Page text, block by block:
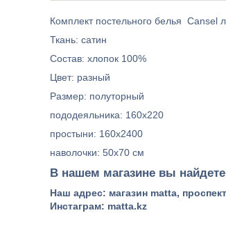
Комплект постельного белья Cansel
Ткань: сатин
Состав: хлопок 100%
Цвет: разный
Размер: полуторный
пододеяльника: 160x220
простыни: 160x2400
наволочки: 50x70 см
В нашем магазине вы
Наш адрес: магазин matta,
Инстаграм: matta.kz